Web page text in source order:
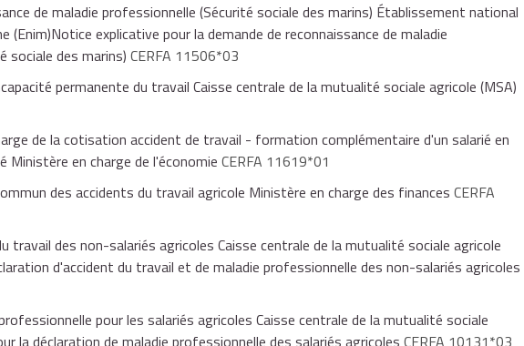
de maladie professionnelle (Sécurité sociale des marins) Établissement national
(Enim)Notice explicative pour la demande de reconnaissance de maladie
sociale des marins) CERFA 11506*03
permanente du travail Caisse centrale de la mutualité sociale agricole (MSA)
de la cotisation accident de travail - formation complémentaire d'un salarié en
Ministère en charge de l'économie CERFA 11619*01
des accidents du travail agricole Ministère en charge des finances CERFA
travail des non-salariés agricoles Caisse centrale de la mutualité sociale agricole
d'accident du travail et de maladie professionnelle des non-salariés agricoles
pour les salariés agricoles Caisse centrale de la mutualité sociale